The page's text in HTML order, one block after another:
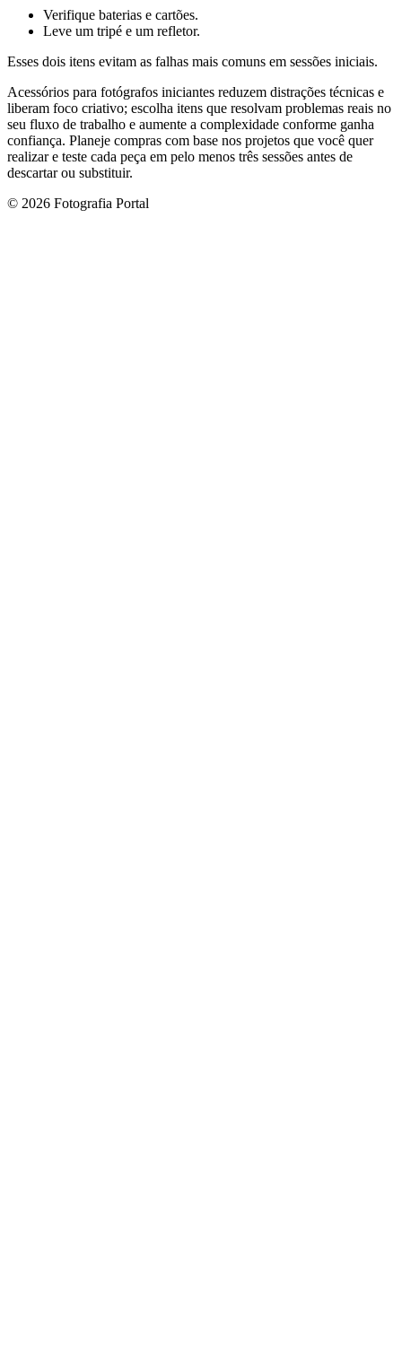
Verifique baterias e cartões.
Leve um tripé e um refletor.
Esses dois itens evitam as falhas mais comuns em sessões iniciais.
Acessórios para fotógrafos iniciantes reduzem distrações técnicas e
liberam foco criativo; escolha itens que resolvam problemas reais no
seu fluxo de trabalho e aumente a complexidade conforme ganha
confiança. Planeje compras com base nos projetos que você quer
realizar e teste cada peça em pelo menos três sessões antes de
descartar ou substituir.
© 2026 Fotografia Portal